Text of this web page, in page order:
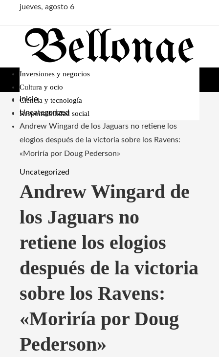
jueves, agosto 6
Inversiones y negocios
Cultura y ocio
Ciencia y tecnología
Responsabilidad social
Inicio
Uncategorized
Andrew Wingard de los Jaguars no retiene los
elogios después de la victoria sobre los Ravens:
«Moriría por Doug Pederson»
Uncategorized
Andrew Wingard de
los Jaguars no
retiene los elogios
después de la victoria
sobre los Ravens:
«Moriría por Doug
Pederson»